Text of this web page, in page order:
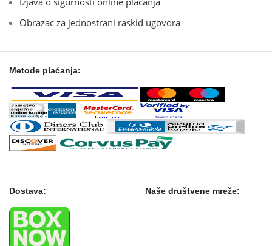
Obrazac za jednostrani raskid ugovora
Metode plaćanja:
Dostava: Naše društvene mreže: